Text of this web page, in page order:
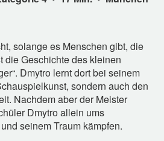
solange es Menschen gibt, die
die Geschichte des kleinen
Dmytro lernt dort bei seinem
sondern auch den
Nachdem aber der Meister
Dmytro allein ums
seinem Traum kämpfen.